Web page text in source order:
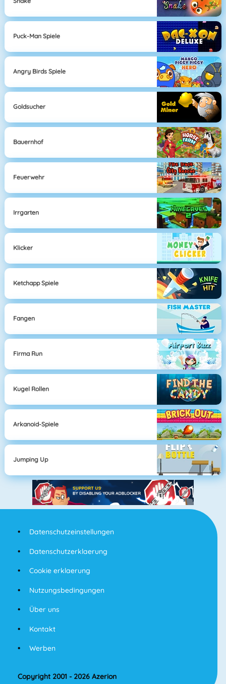
Puck-Man Spiele
Angry Birds Spiele
Goldsucher
Bauernhof
Feuerwehr
Irrgarten
Klicker
Ketchapp Spiele
Fangen
Firma Run
Kugel Rollen
Arkanoid-Spiele
Jumping Up
Datenschutzeinstellungen
Datenschutzerklaerung
Cookie erklaerung
Nutzungsbedingungen
Über uns
Kontakt
Werben
Copyright 2001 - 2026 Azerion